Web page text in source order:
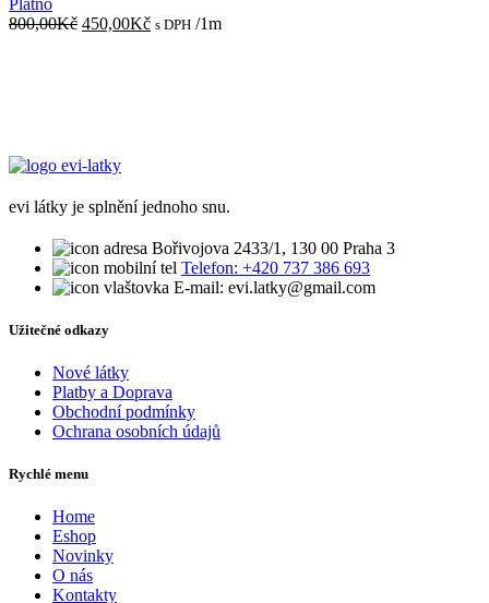
800,00Kč Původní
450,00KčAktuální
s DPH /1m
evi látky je splnění jednoho snu.
Bořivojova 2433/1, 130 00 Praha 3
Telefon: +420 737 386 693
E-mail: evi.latky@gmail.com
Užitečné odkazy
Nové látky
Platby a Doprava
Obchodní podmínky
Ochrana osobních údajů
Rychlé menu
Home
Eshop
Novinky
O nás
Kontakty